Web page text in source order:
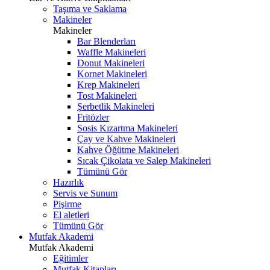
Taşıma ve Saklama
Makineler
Makineler
Bar Blenderları
Waffle Makineleri
Donut Makineleri
Kornet Makineleri
Krep Makineleri
Tost Makineleri
Şerbetlik Makineleri
Fritözler
Sosis Kızartma Makineleri
Çay ve Kahve Makineleri
Kahve Öğütme Makineleri
Sıcak Çikolata ve Salep Makineleri
Tümünü Gör
Hazırlık
Servis ve Sunum
Pişirme
El aletleri
Tümünü Gör
Mutfak Akademi
Mutfak Akademi
Eğitimler